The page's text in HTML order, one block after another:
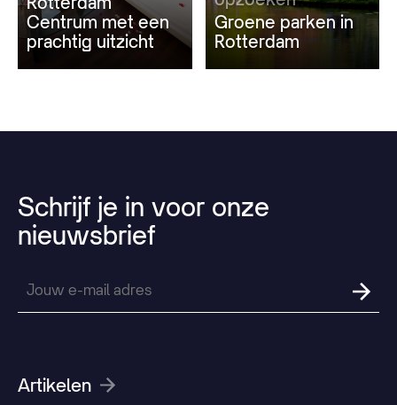
Centrum met een
prachtig uitzicht
Groene parken in
Rotterdam
Schrijf je in voor onze
nieuwsbrief
Artikelen